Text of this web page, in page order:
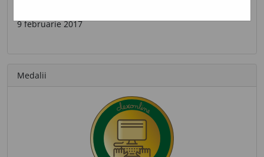
9 februarie 2017
Medalii